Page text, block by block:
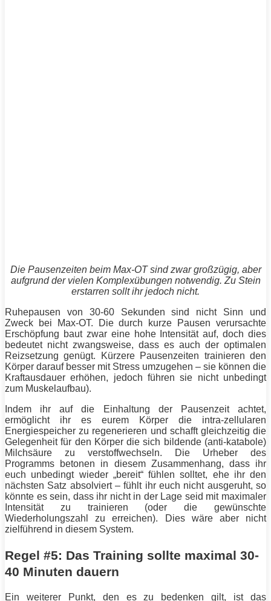
Die Pausenzeiten beim Max-OT sind zwar großzügig, aber
aufgrund der vielen Komplexübungen notwendig. Zu Stein
erstarren sollt ihr jedoch nicht.
Ruhepausen von 30-60 Sekunden sind nicht Sinn und
Zweck bei Max-OT. Die durch kurze Pausen verursachte
Erschöpfung baut zwar eine hohe
Intensitätauf, doch dies
bedeutet nicht zwangsweise, dass es auch der optimalen
Reizsetzung genügt. Kürzere Pausenzeiten trainieren den
Körper darauf besser mit Stress umzugehen – sie können die
Kraftausdauer erhöhen, jedoch führen sie nicht unbedingt
zum Muskelaufbau).
Indem ihr auf die Einhaltung der Pausenzeit achtet,
ermöglicht ihr es eurem Körper die intra-zellularen
Energiespeicher zu regenerieren und schafft gleichzeitig die
Gelegenheit für den Körper die sich bildende (anti-katabole)
Milchsäure zu verstoffwechseln. Die Urheber des
Programms betonen in diesem Zusammenhang, dass ihr
euch unbedingt wieder „bereit“ fühlen solltet, ehe ihr den
nächsten Satz absolviert – fühlt ihr euch nicht ausgeruht, so
könnte es sein, dass ihr nicht in der Lage seid mit maximaler
Intensitätzu trainieren (oder die gewünschte
Wiederholungszahl zu erreichen). Dies wäre aber nicht
zielführend in diesem System.
Regel #5: Das Training sollte maximal 30-
40 Minuten dauern
Ein weiterer Punkt, den es zu bedenken gilt, ist das